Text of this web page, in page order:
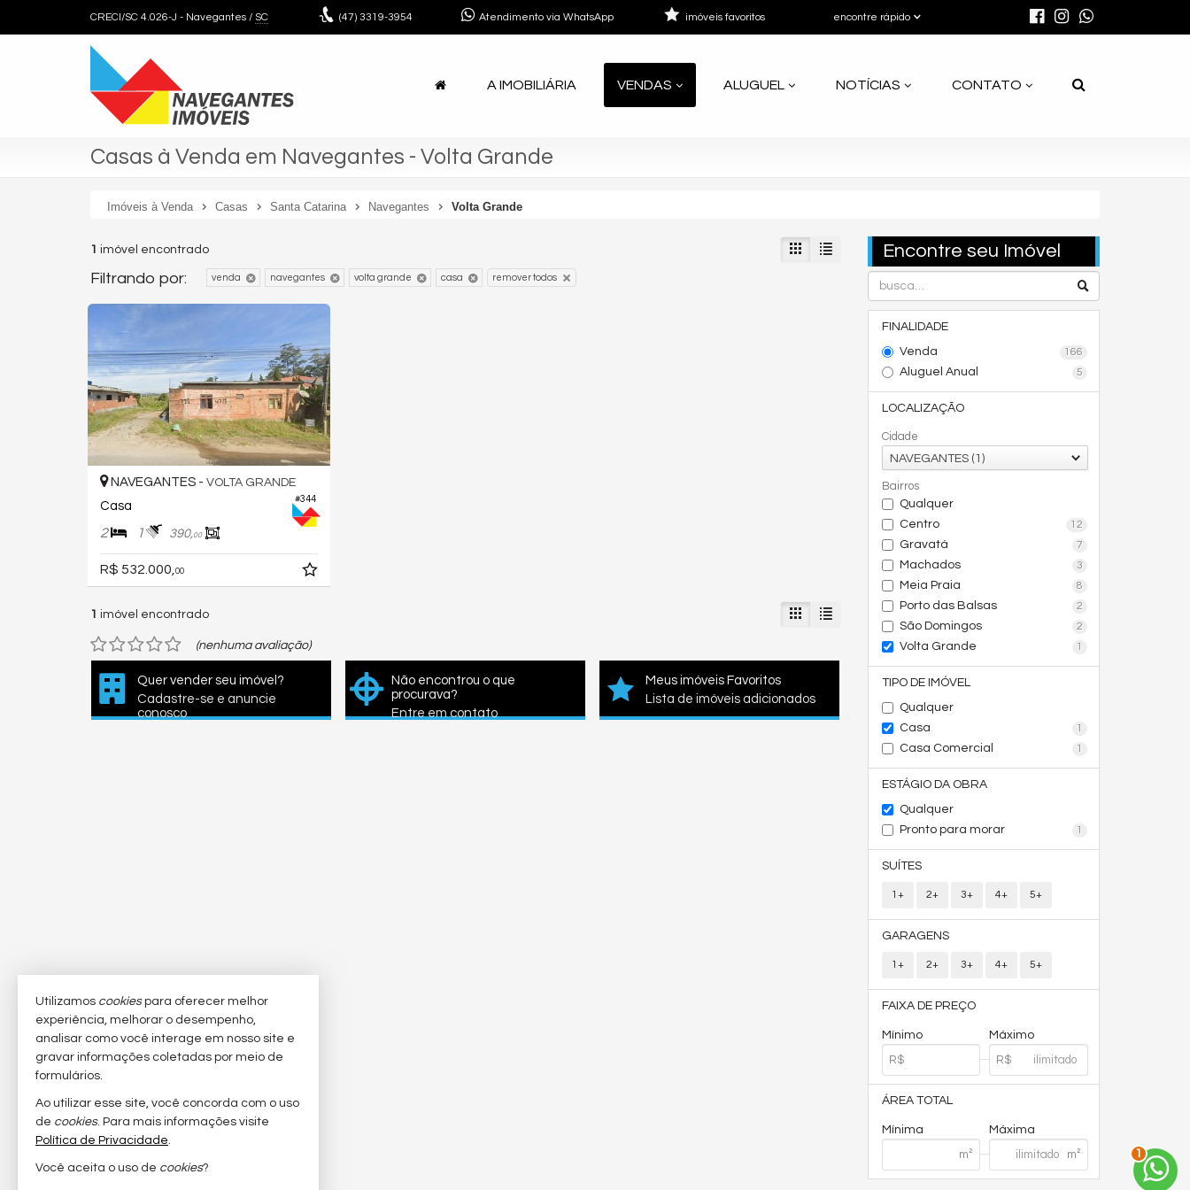
CRECI/SC 4.026-J - Navegantes / SC (47) 3319-3954 Atendimento via WhatsApp encontre rápido
imóveis favoritos
A IMOBILIÁRIA VENDAS ALUGUEL NOTÍCIAS CONTATO
Casas à Venda em Navegantes - Volta Grande
Imóveis à Venda Casas Santa Catarina Navegantes Volta Grande
Encontre seu Imóvel
FINALIDADE
Venda
166
Aluguel Anual 5
LOCALIZAÇÃO
Cidade
NAVEGANTES (1)
Bairros
Qualquer
Centro
12
Gravatá 7
Machados 3
Meia Praia 8
Porto das Balsas 2
São Domingos 2
Volta Grande 1
TIPO DE IMÓVEL
Qualquer
Casa
1
Casa Comercial 1
ESTÁGIO DA OBRA
Qualquer
Pronto para morar
1
SUÍTES
1+ 2+ 3+ 4+ 5+
GARAGENS
1+ 2+ 3+ 4+ 5+
FAIXA DE PREÇO
Mínimo Máximo
ÁREA TOTAL
Mínima Máxima
1 imóvel encontrado
Filtrando por: venda navegantes volta grande casa remover todos
#344
NAVEGANTES - VOLTA GRANDE
Casa
2 1 390,00
R$ 532.000, 00
1 imóvel encontrado
(nenhuma avaliação)
Quer vender seu imóvel?
Cadastre-se e anuncie
conosco
Não encontrou o que
procurava?
Entre em contato
Meus imóveis Favoritos
Lista de imóveis adicionados
1
Utilizamos cookiespara oferecer melhor
experiência, melhorar o desempenho,
analisar como você interage em nosso site e
gravar informações coletadas por meio de
formulários.
Ao utilizar esse site, você concorda com o uso
de cookies. Para mais informações visite
Política de Privacidade.
Você aceita o uso de cookies?